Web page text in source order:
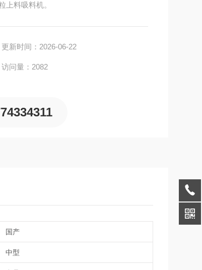
上料吸料机。
更新时间：2026-06-22
访问量：2082
国产
中型